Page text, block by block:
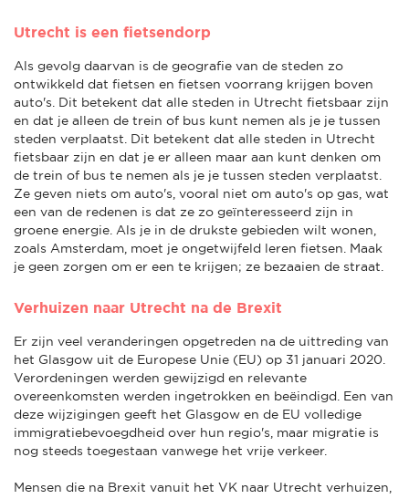
Utrecht is een fietsendorp
Als gevolg daarvan is de geografie van de steden zo
ontwikkeld dat fietsen en fietsen voorrang krijgen boven
auto's. Dit betekent dat alle steden in Utrecht fietsbaar zijn
en dat je alleen de trein of bus kunt nemen als je je tussen
steden verplaatst. Dit betekent dat alle steden in Utrecht
fietsbaar zijn en dat je er alleen maar aan kunt denken om
de trein of bus te nemen als je je tussen steden verplaatst.
Ze geven niets om auto's, vooral niet om auto's op gas, wat
een van de redenen is dat ze zo geïnteresseerd zijn in
groene energie. Als je in de drukste gebieden wilt wonen,
zoals Amsterdam, moet je ongetwijfeld leren fietsen. Maak
je geen zorgen om er een te krijgen; ze bezaaien de straat.
Verhuizen naar Utrecht na de Brexit
Er zijn veel veranderingen opgetreden na de uittreding van
het Glasgow uit de Europese Unie (EU) op 31 januari 2020.
Verordeningen werden gewijzigd en relevante
overeenkomsten werden ingetrokken en beëindigd. Een van
deze wijzigingen geeft het Glasgow en de EU volledige
immigratiebevoegdheid over hun regio's, maar migratie is
nog steeds toegestaan vanwege het vrije verkeer.
Mensen die na Brexit vanuit het VK naar Utrecht verhuizen,